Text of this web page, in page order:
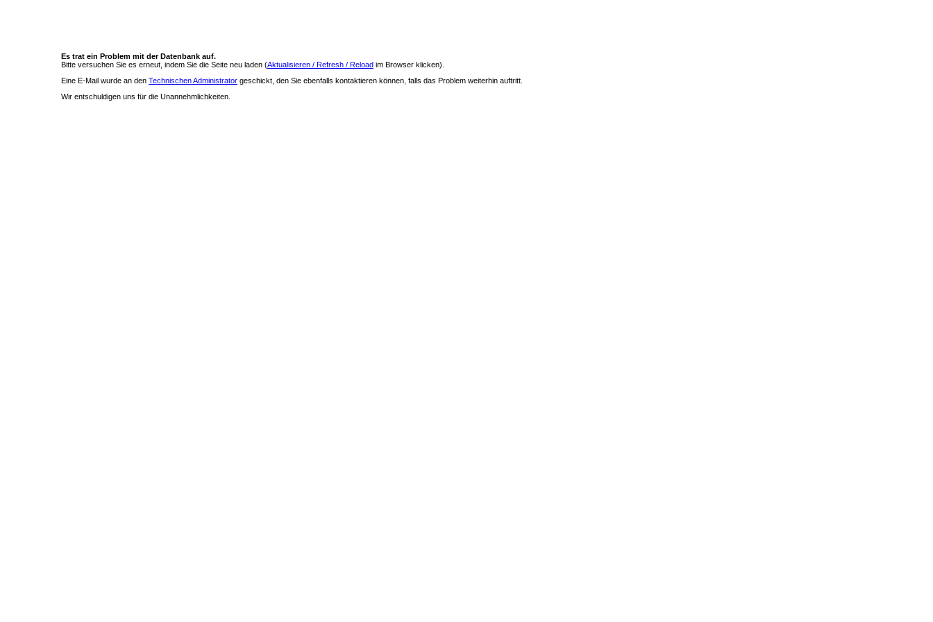
Es trat ein Problem mit der Datenbank auf.
Bitte versuchen Sie es erneut, indem Sie die Seite neu laden (Aktualisieren / Refresh / Reload im Browser klicken).
Eine E-Mail wurde an den Technischen Administrator geschickt, den Sie ebenfalls kontaktieren können, falls das Problem weiterhin auftritt.
Wir entschuldigen uns für die Unannehmlichkeiten.